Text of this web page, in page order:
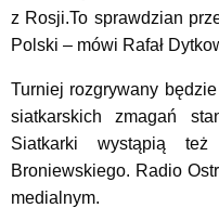
z Rosji.To sprawdzian
Polski – mówi Rafał
Turniej rozgrywany
siatkarskich zmagań
Siatkarki wystąpią
Broniewskiego. Radio
medialnym.